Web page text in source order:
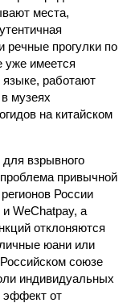
места,
речные прогулки по
уже имеется
работают
музеях
на китайском
взрывного
проблема привычной
России
WeChatpay, а
отклоняются
юани или
союзе
индивидуальных
эффект от